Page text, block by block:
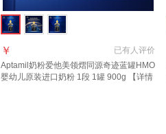
已有人评价
￥
Aptamil奶粉爱他美领熠同源奇迹蓝罐HMO
婴幼儿原装进口奶粉 1段 1罐 900g 【详情